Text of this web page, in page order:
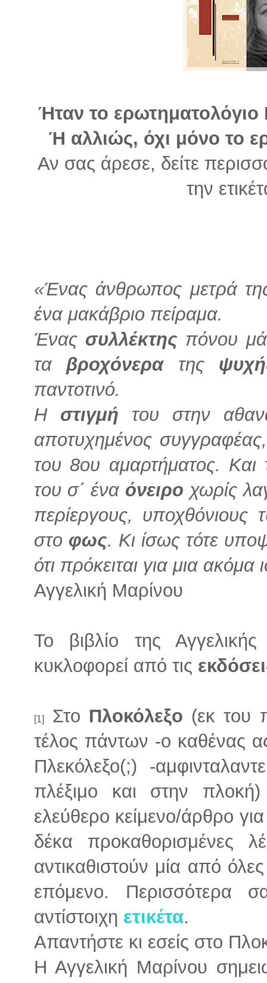
Ήταν το ερωτηματολόγιο
Ή αλλιώς, όχι μόνο το
Αν σας άρεσε, δείτε
την
«Ένας άνθρωπος μετρά
ένα μακάβριο πείραμα.
Ένας συλλέκτης πόνου
ταβροχόνερατης
παντοτινό.
Η στιγμή του στην
αποτυχημένος
του 8ου αμαρτήματος. Και
του σ΄ ένα όνειρο χωρίς
περίεργους, υποχθόνιους
στο φως. Κι ίσως τότε
ότι πρόκειται για μια
Αγγελική Μαρίνου
Το βιβλίο της
κυκλοφορεί από τις
[1] Στο Πλοκόλεξο (εκ του
τέλος πάντων -ο καθένας
Πλεκόλεξο(;) -
πλέξιμο και στην
ελεύθερο κείμενο/άρθρο
δέκα προκαθορισμένες
αντικαθιστούν μία από
επόμενο. Περισσότερα
αντίστοιχη ετικέτα.
Απαντήστε κι εσείς στο
Η Αγγελική Μαρίνου